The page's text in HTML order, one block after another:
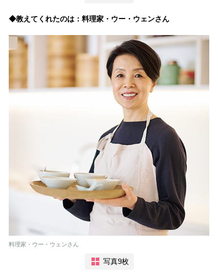
◆教えてくれたのは：料理家・ウー・ウェンさん
料理家・ウー・ウェンさん
写真9枚